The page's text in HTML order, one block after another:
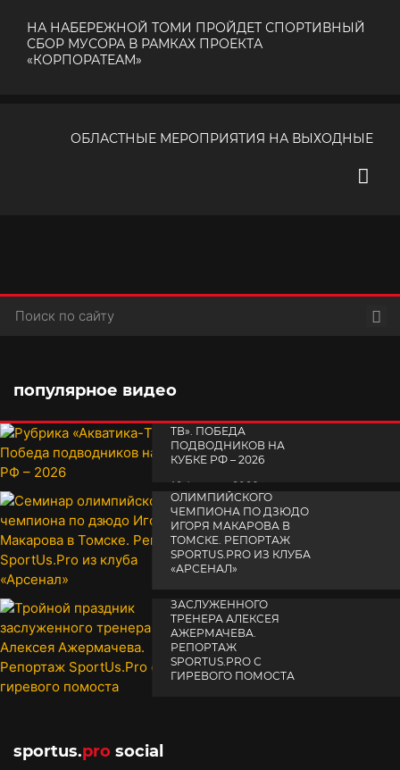
НА НАБЕРЕЖНОЙ ТОМИ ПРОЙДЕТ СПОРТИВНЫЙ
СБОР МУСОРА В РАМКАХ ПРОЕКТА
«КОРПОРАТЕАМ»
ОБЛАСТНЫЕ МЕРОПРИЯТИЯ НА ВЫХОДНЫЕ
популярное видео
TВ». ПОБЕДА
ПОДВОДНИКОВ НА
КУБКЕ РФ – 2026
19 февраля 2026
СЕМИНАР
ОЛИМПИЙСКОГО
ЧЕМПИОНА ПО ДЗЮДО
ИГОРЯ МАКАРОВА В
ТОМСКЕ. РЕПОРТАЖ
SPORTUS.PRO ИЗ КЛУБА
«АРСЕНАЛ»
ЗАСЛУЖЕННОГО
ТРЕНЕРА АЛЕКСЕЯ
АЖЕРМАЧЕВА.
РЕПОРТАЖ
SPORTUS.PRO С
ГИРЕВОГО ПОМОСТА
sportus.pro social